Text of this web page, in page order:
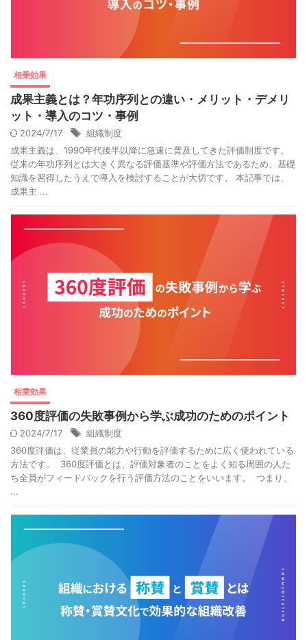
相乗効果
成果主義とは？年功序列との違い・メリット・デメリ
ット・導入のコツ・事例
2024/7/17
組織制度
成果主義は、1990年代後半以降に急速に普及してきた評価制度です。
従来の年功序列とは大きく異なる評価基準や評価方法であるため、基礎
知識を習得したうえで導入を検討することが大切です。 本記事では、
成果主 ...
相乗効果
360度評価の失敗事例から学ぶ成功のためのポイント
2024/7/17
組織制度
360度評価は、従業員の能力や行動を評価するために広く使われている
方法です。 360度評価とは、評価対象者のことをよく知る周囲の人た
ち全員がフィードバックを行う評価方法のことをいいます。 つまり、
...